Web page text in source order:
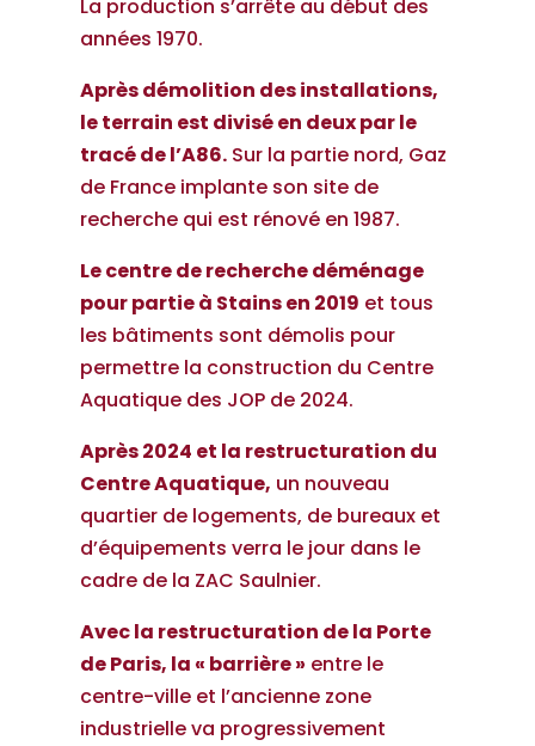
La production s’arrête au début des
années 1970.
Après démolition des installations,
le terrain est divisé en deux par le
tracé de l’A86.Sur la partie nord, Gaz
de France implante son site de
recherche qui est rénové en 1987.
Le centre de recherche déménage
pour partie à Stains en 2019 et tous
les bâtiments sont démolis pour
permettre la construction du Centre
Aquatique des JOP de 2024.
Après 2024 et la restructuration du
Centre Aquatique, un nouveau
quartier de logements, de bureaux et
d’équipements verra le jour dans le
cadre de la ZAC Saulnier.
Avec la restructuration de la Porte
de Paris, la « barrière » entre le
centre-ville et l’ancienne zone
industrielle va progressivement